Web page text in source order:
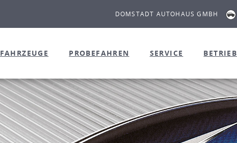
DOMSTADT AUTOHAUS GMBH
FAHRZEUGE PROBEFAHREN SERVICE BETRIEB